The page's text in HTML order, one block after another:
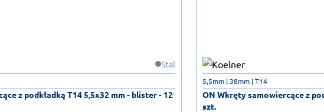
Stal
z podkładką T14 5,5x32 mm - blister - 12
ON Wkręty samowiercące z
szt.
5,5mm | 38mm | T14